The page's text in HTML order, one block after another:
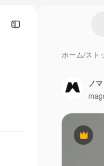
ホーム/スト
ノ